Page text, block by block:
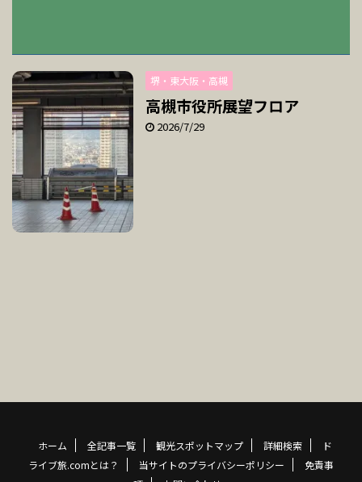
堺・東大阪・高槻
高槻市役所展望フロア
2026/7/29
ホーム 全記事一覧 観光スポットマップ 詳細検索
ド
ライブ旅.comとは？
当サイトのプライバシーポリシー
免責事